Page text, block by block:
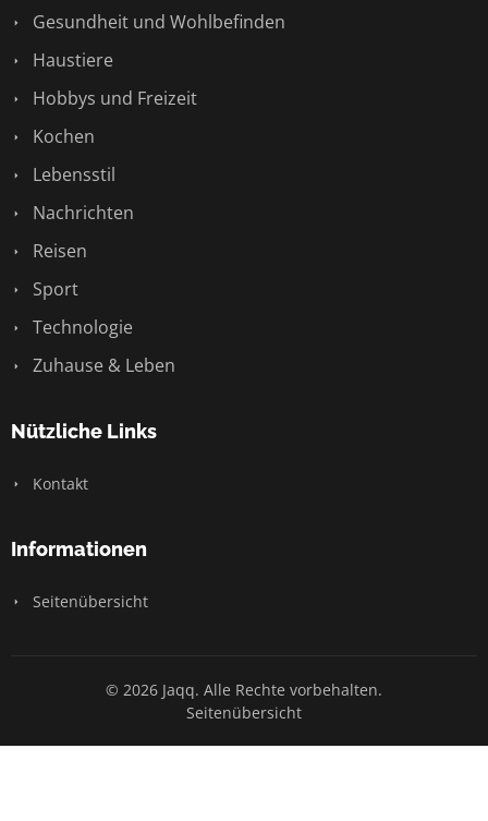
Gesundheit und Wohlbefinden
Haustiere
Hobbys und Freizeit
Kochen
Lebensstil
Nachrichten
Reisen
Sport
Technologie
Zuhause & Leben
Nützliche Links
Kontakt
Informationen
Seitenübersicht
© 2026 Jaqq. Alle Rechte vorbehalten.
Seitenübersicht